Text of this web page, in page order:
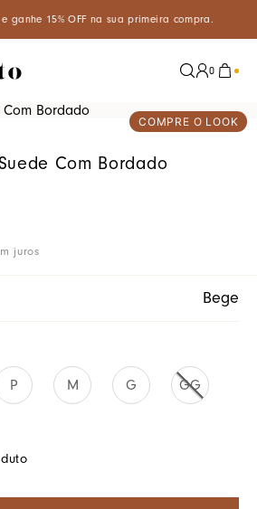
Aproveite um desconto especial de 5% ao
0
COMPRE O LOOK
Com Bordado
juros
Bege
P M G GG